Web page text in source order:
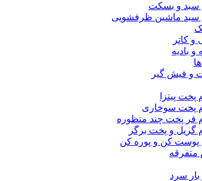
سبد و بسکت
سبد ماشین ظرفشویی
و کاتر
و بادیه
و فیش گیر
پخت پیتزا
پخت سوخاری
فر پخت چند منظوره
گریل و پخت برگر
پوست کن و پوره کن
متفرقه
بار سرد